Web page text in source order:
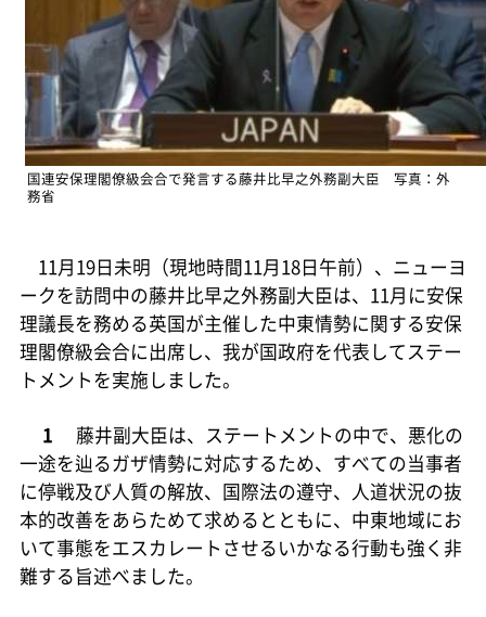
国連安保理閣僚級会合で発言する藤井比早之外務副大臣 写真：外
務省
11月19日未明（現地時間11月18日午前）、ニューヨ
ークを訪問中の藤井比早之外務副大臣は、11月に安保
理議長を務める英国が主催した中東情勢に関する安保
理閣僚級会合に出席し、我が国政府を代表してステー
トメントを実施しました。
1
藤井副大臣は、ステートメントの中で、悪化の
一途を辿るガザ情勢に対応するため、すべての当事者
に停戦及び人質の解放、国際法の遵守、人道状況の抜
本的改善をあらためて求めるとともに、中東地域にお
いて事態をエスカレートさせるいかなる行動も強く非
難する旨述べました。